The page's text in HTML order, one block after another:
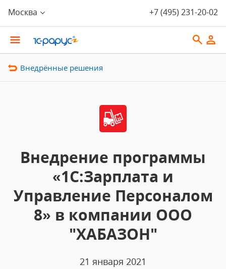
Москва +7 (495) 231-20-02
Внедрённые решения
Внедрение программы
«1С:Зарплата и
Управление Персоналом
8» в компании ООО
"ХАБАЗОН"
21 января 2021